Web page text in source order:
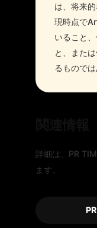
は、将来
現時点で
いること
と、また
るものでは
詳細は、PR
ます。